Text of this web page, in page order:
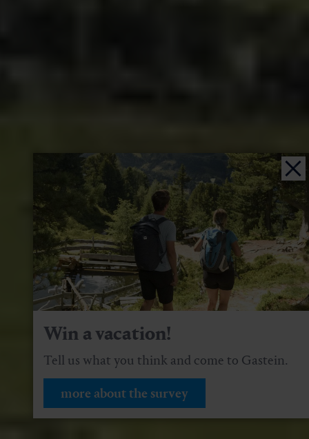
Win a vacation!
Tell us what you think and come to Gastein.
more about the survey